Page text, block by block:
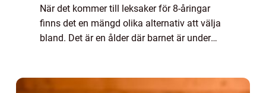
När det kommer till leksaker för 8-åringar
finns det en mängd olika alternativ att välja
bland. Det är en ålder där barnet är under